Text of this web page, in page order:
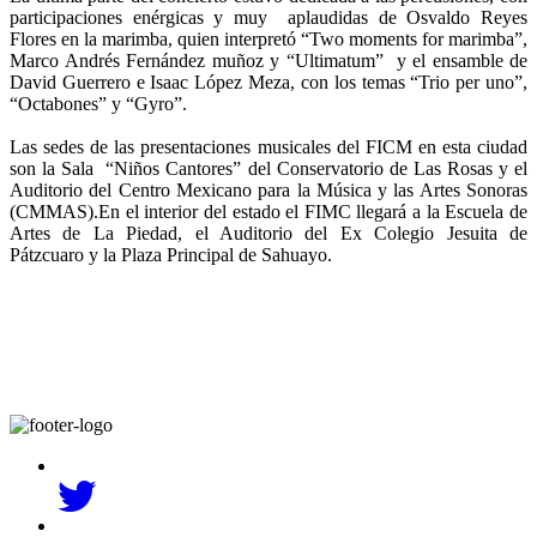
participaciones enérgicas y muy aplaudidas de Osvaldo Reyes
Flores en la marimba, quien interpretó “Two moments for marimba”,
Marco Andrés Fernández muñoz y “Ultimatum” y el ensamble de
David Guerrero e Isaac López Meza, con los temas “Trio per uno”,
“Octabones” y “Gyro”.
Las sedes de las presentaciones musicales del FICM en esta ciudad
son la Sala “Niños Cantores” del Conservatorio de Las Rosas y el
Auditorio del Centro Mexicano para la Música y las Artes Sonoras
(CMMAS).En el interior del estado el FIMC llegará a la Escuela de
Artes de La Piedad, el Auditorio del Ex Colegio Jesuita de
Pátzcuaro y la Plaza Principal de Sahuayo.